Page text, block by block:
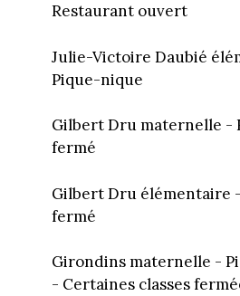
Restaurant ouvert
Julie-Victoire Daubié
Pique-nique
Gilbert Dru maternelle -
fermé
Gilbert Dru élémentaire
fermé
Girondins maternelle -
- Certaines classes